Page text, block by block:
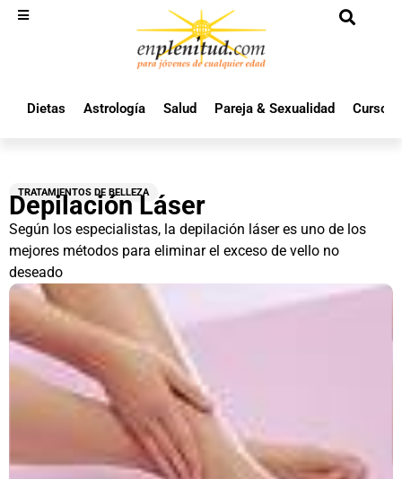
Dietas Astrología Salud Pareja & Sexualidad Cursos
TRATAMIENTOS DE BELLEZA
Depilación Láser
Según los especialistas, la depilación láser es uno de los
mejores métodos para eliminar el exceso de vello no
deseado